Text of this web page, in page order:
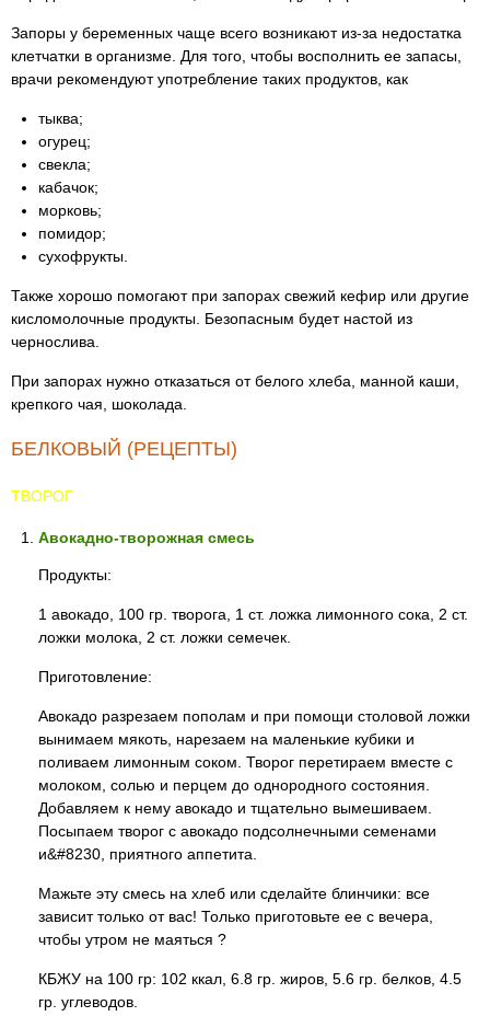
Запоры у беременных чаще всего возникают из-за недостатка
клетчатки в организме. Для того, чтобы восполнить ее запасы,
врачи рекомендуют употребление таких продуктов, как
тыква;
огурец;
свекла;
кабачок;
морковь;
помидор;
сухофрукты.
Также хорошо помогают при запорах свежий кефир или другие
кисломолочные продукты. Безопасным будет настой из
чернослива.
При запорах нужно отказаться от белого хлеба, манной каши,
крепкого чая, шоколада.
БЕЛКОВЫЙ (РЕЦЕПТЫ)
ТВОРОГ
Авокадно-творожная смесь
Продукты:
1 авокадо, 100 гр. творога, 1 ст. ложка лимонного сока, 2 ст.
ложки молока, 2 ст. ложки семечек.
Приготовление:
Авокадо разрезаем пополам и при помощи столовой ложки
вынимаем мякоть, нарезаем на маленькие кубики и
поливаем лимонным соком. Творог перетираем вместе с
молоком, солью и перцем до однородного состояния.
Добавляем к нему авокадо и тщательно вымешиваем.
Посыпаем творог с авокадо подсолнечными семенами
и&#8230, приятного аппетита.
Мажьте эту смесь на хлеб или сделайте блинчики: все
зависит только от вас! Только приготовьте ее с вечера,
чтобы утром не маяться ?
КБЖУ на 100 гр: 102 ккал, 6.8 гр. жиров, 5.6 гр. белков, 4.5
гр. углеводов.